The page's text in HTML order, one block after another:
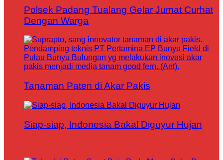
Polsek Padang Tualang Gelar Jumat Curhat
Dengan Warga
Tanaman Paten di Akar Pakis
Siap-siap, Indonesia Bakal Diguyur Hujan